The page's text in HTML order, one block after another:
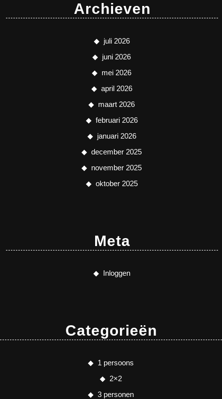
Archieven
juli 2026
juni 2026
mei 2026
april 2026
maart 2026
februari 2026
januari 2026
december 2025
november 2025
oktober 2025
Meta
Inloggen
Categorieën
1 persoons
2×2
3 personen